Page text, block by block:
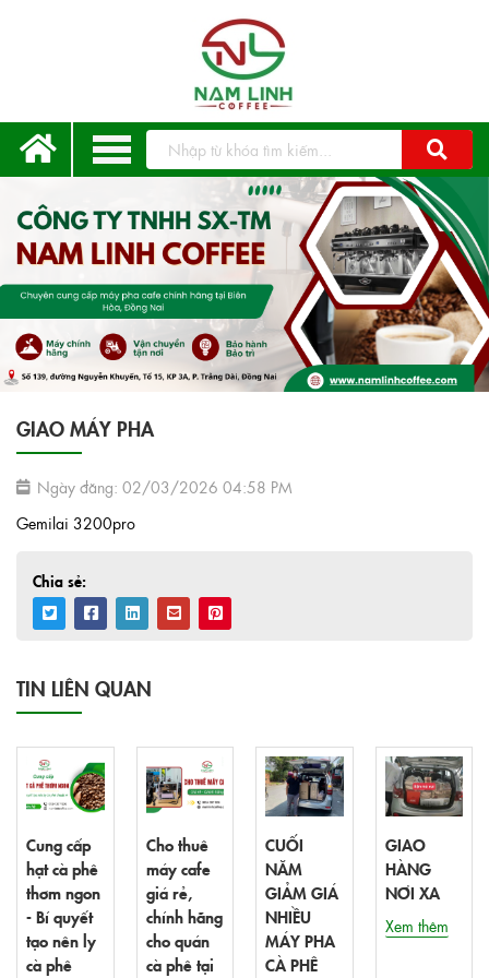
GIAO MÁY PHA
Ngày đăng: 02/03/2026 04:58 PM
Gemilai 3200pro
Chia sẻ:
TIN LIÊN QUAN
Cung cấp
hạt cà phê
thơm ngon
- Bí quyết
tạo nên ly
cà phê
Cho thuê
máy cafe
giá rẻ,
chính hãng
cho quán
cà phê tại
CUỐI
NĂM
GIẢM GIÁ
NHIỀU
MÁY PHA
CÀ PHÊ
GIAO
HÀNG
NƠI XA
Xem thêm